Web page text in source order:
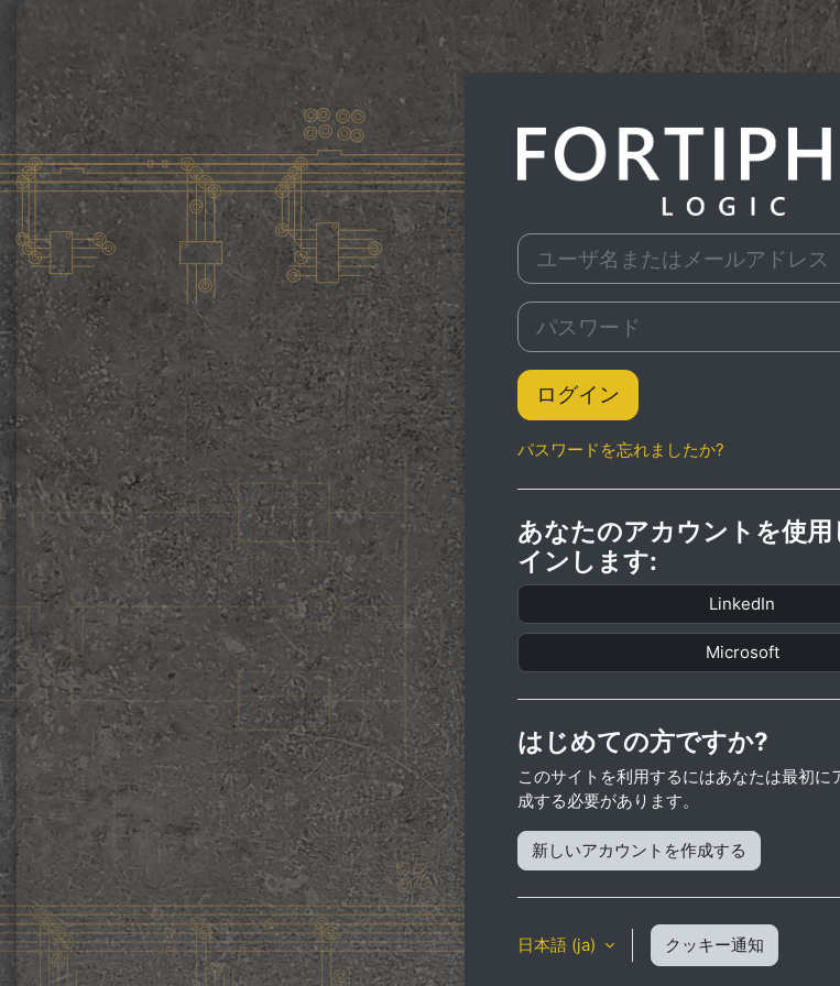
メインコンテンツへスキップする
ユーザ名またはメールアドレス
パスワード
ログイン
パスワードを忘れましたか?
あなたのアカウントを使
インします:
LinkedIn
Microsoft
はじめての方ですか?
このサイトを利用するにはあなたは最初に
成する必要があります。
新しいアカウントを作成する
日本語 ‎(ja)‎ クッキー通知